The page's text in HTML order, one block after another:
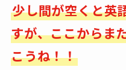
少し間が空くと英
すが、ここからま
こうね！！